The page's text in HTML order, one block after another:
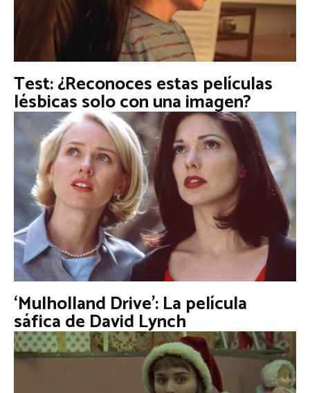
Test: ¿Reconoces estas películas
lésbicas solo con una imagen?
‘Mulholland Drive’: La película
sáfica de David Lynch